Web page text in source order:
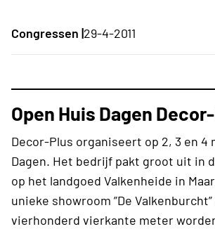
Congressen |29-4-2011
Open Huis Dagen
Decor-Plus organiseert op 2, 3 en 4
Dagen. Het bedrijf pakt groot uit in
op het landgoed Valkenheide in
unieke showroom ”De Valkenburcht”
vierhonderd vierkante meter